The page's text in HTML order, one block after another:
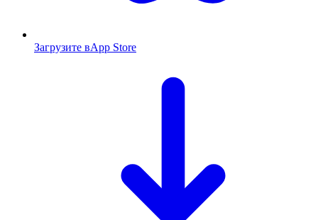
Загрузите вApp Store